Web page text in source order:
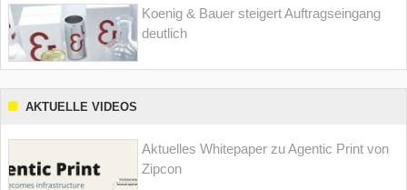
Koenig & Bauer steigert Auftragseingang
deutlich
AKTUELLE VIDEOS
Aktuelles Whitepaper zu Agentic Print von
Zipcon